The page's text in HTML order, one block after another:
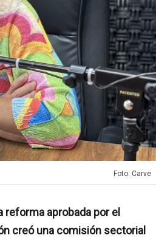
Foto: Carve
aprobada por el
creó una comisión sectorial